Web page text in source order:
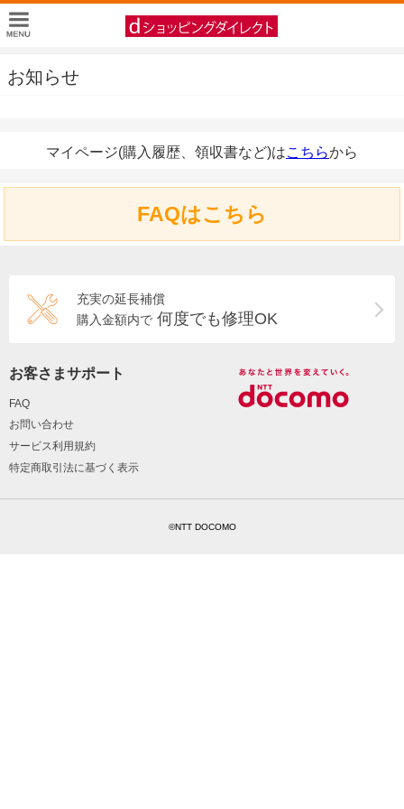
お知らせ
マイページ(購入履歴、領収書など)はこちらから
FAQはこちら
充実の延長補償
購入金額内で 何度でも修理OK
お客さまサポート
FAQ
お問い合わせ
サービス利用規約
特定商取引法に基づく表示
©NTT DOCOMO